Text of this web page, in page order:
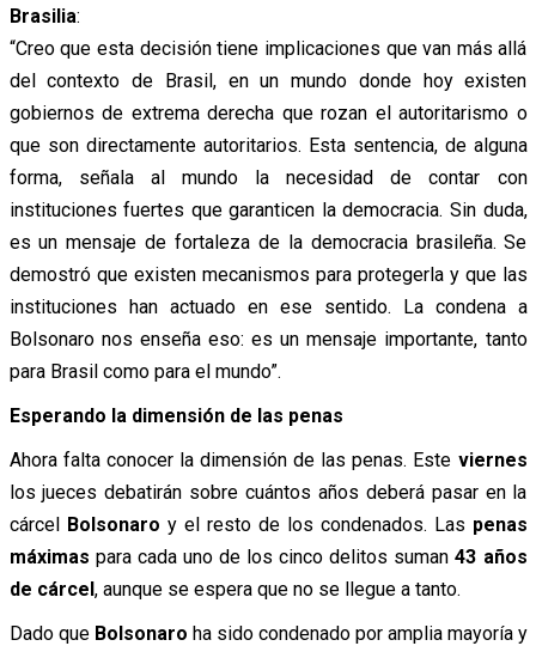
Brasilia:
“Creo que esta decisión tiene implicaciones que van más allá
del contexto de Brasil, en un mundo donde hoy existen
gobiernos de extrema derecha que rozan el autoritarismo o
que son directamente autoritarios. Esta sentencia, de alguna
forma, señala al mundo la necesidad de contar con
instituciones fuertes que garanticen la democracia. Sin duda,
es un mensaje de fortaleza de la democracia brasileña. Se
demostró que existen mecanismos para protegerla y que las
instituciones han actuado en ese sentido. La condena a
Bolsonaro nos enseña eso: es un mensaje importante, tanto
para Brasil como para el mundo”.
Esperando la dimensión de las penas
Ahora falta conocer la dimensión de las penas. Este viernes
los jueces debatirán sobre cuántos años deberá pasar en la
cárcel Bolsonaro y el resto de los condenados. Las penas
máximas para cada uno de los cinco delitos suman43 años
de cárcel, aunque se espera que no se llegue a tanto.
Dado que Bolsonaro ha sido condenado por amplia mayoría y